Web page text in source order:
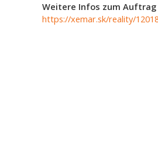
Weitere Infos zum Auftrag
https://xemar.sk/reality/